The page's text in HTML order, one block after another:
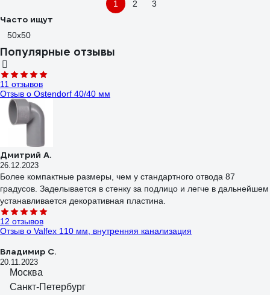
1 2 3
Часто ищут
50х50
Популярные отзывы
11 отзывов
Отзыв о Ostendorf 40/40 мм
Дмитрий А.
26.12.2023
Более компактные размеры, чем у стандартного отвода 87
градусов. Заделывается в стенку за подлицо и легче в дальнейшем
устанавливается декоративная пластина.
12 отзывов
Отзыв о Valfex 110 мм, внутренняя канализация
Владимир С.
20.11.2023
Необычная разборная конструкция
Москва
Санкт-Петербург